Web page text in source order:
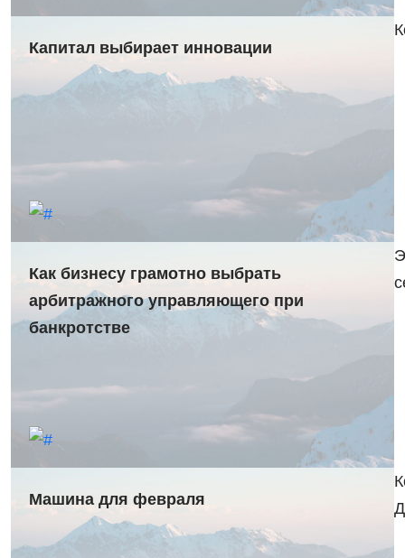
Капитал выбирает инновации
Как бизнесу грамотно выбрать
арбитражного управляющего при
банкротстве
Машина для февраля